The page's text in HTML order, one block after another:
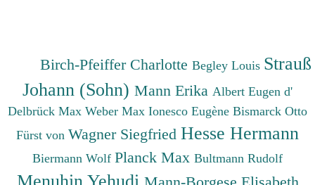
Birch-Pfeiffer CharlotteBegley Louis Strauß
Johann (Sohn) Mann Erika Albert Eugen d'
Delbrück Max Weber Max Ionesco Eugène Bismarck Otto
Fürst von Wagner Siegfried Hesse Hermann
Biermann Wolf Planck Max Bultmann Rudolf